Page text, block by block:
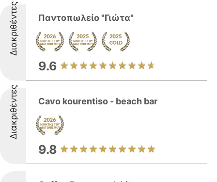
Διακριθέντες Παντοπωλείο "Γιώτα"
9.6
Διακριθέντες Cavo kourentiso - beach bar
9.8